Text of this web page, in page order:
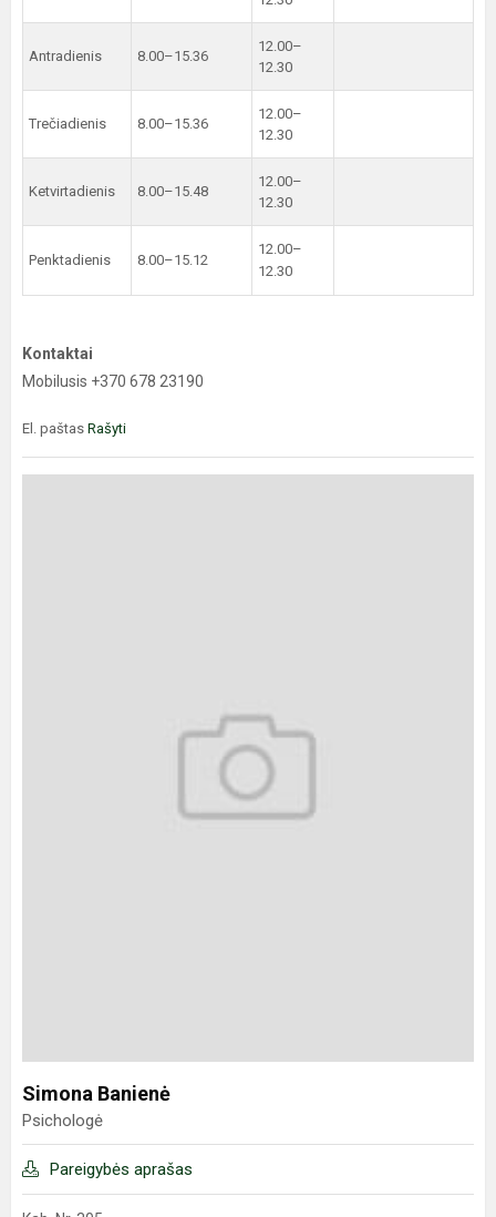
Antradienis 8.00–15.36
12.00–
12.30
Trečiadienis 8.00–15.36
12.00–
12.30
Ketvirtadienis 8.00–15.48
12.00–
12.30
Penktadienis 8.00–15.12
12.00–
12.30
Kontaktai
Mobilusis +370 678 23190
El. paštas Rašyti
Simona Banienė
Psichologė
Pareigybės aprašas